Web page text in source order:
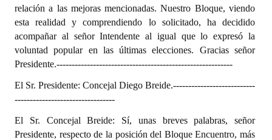
relación a las mejoras mencionadas. Nuestro Bloque, viendo
esta realidad y comprendiendo lo solicitado, ha decidido
acompañar al señor Intendente al igual que lo expresó la
voluntad popular en las últimas elecciones. Gracias señor
Presidente.----------------------------------------------------------
El Sr. Presidente: Concejal Diego Breide.---------------------------
---------------------------------
El Sr. Concejal Breide: Sí, unas breves palabras, señor
Presidente, respecto de la posición del Bloque Encuentro, más